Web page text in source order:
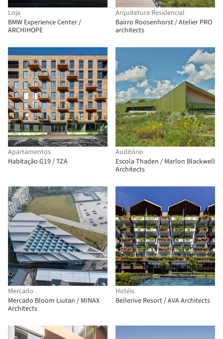
Loja
BMW Experience Center /
ARCHIHOPE
Arquitetura Residencial
Bairro Roosenhorst / Atelier PRO
architects
Apartamentos
Habitação G19 / TZA
Auditório
Escola Thaden / Marlon Blackwell
Architects
Mercado
Mercado Bloom Liutan / MINAX
Architects
Hotéis
Bellerive Resort / AVA Architects